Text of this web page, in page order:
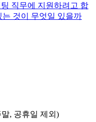
직무에 지원하려고 합
것이 무엇일 있을까
, 공휴일 제외)